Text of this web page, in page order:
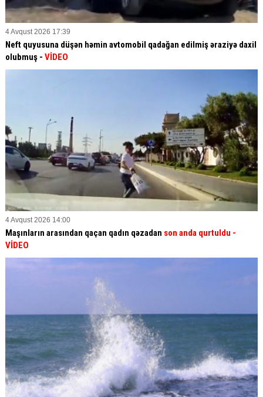
4 Avqust 2026 17:39
Neft quyusuna düşən həmin avtomobil qadağan edilmiş əraziyə daxil
olubmuş - VİDEO
4 Avqust 2026 14:00
Maşınların arasından qaçan qadın qəzadan son anda qurtuldu -
VİDEO